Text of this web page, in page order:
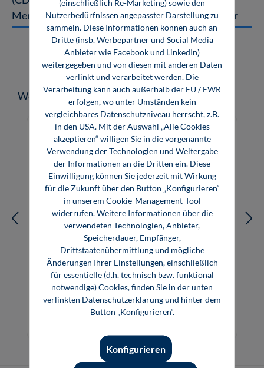
MemoStep6 Mit ca. 1000 Wiederholungsf…Mehr
Produktgalerie überspringen
Weitere Medien zum Thema
Lüftungsanlagen
(einschließlich Re-Marketing) sowie den
Nutzerbedürfnissen angepasster Darstellung zu
sammeln. Diese Informationen können auch an
Dritte (insb. Werbepartner und Social Media
Anbieter wie Facebook und LinkedIn)
weitergegeben und von diesen mit anderen Daten
verlinkt und verarbeitet werden. Die
Verarbeitung kann auch außerhalb der EU / EWR
erfolgen, wo unter Umständen kein
vergleichbares Datenschutzniveau herrscht, z.B.
in den USA. Mit der Auswahl „Alle Cookies
akzeptieren“ willigen Sie in die vorgenannte
Verwendung der Technologien und Weitergabe
der Informationen an die Dritten ein. Diese
Einwilligung können Sie jederzeit mit Wirkung
für die Zukunft über den Button „Konfigurieren“
in unserem Cookie-Management-Tool
widerrufen. Weitere Informationen über die
verwendeten Technologien, Anbieter,
Speicherdauer, Empfänger,
Drittstaatenübermittlung und mögliche
Änderungen Ihrer Einstellungen, einschließlich
für essentielle (d.h. technisch bzw. funktional
notwendige) Cookies, finden Sie in der unten
verlinkten Datenschutzerklärung und hinter dem
Button „Konfigurieren“.
Konfigurieren